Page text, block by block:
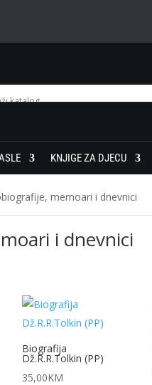
KNJIGE ZA DJECU
memoari i dnevnici
i dnevnici
Biografija
Dž.R.R.Tolkin (PP)
35,00KM